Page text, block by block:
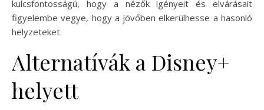
kulcsfontosságú, hogy a nézők igényeit és elvárásait
figyelembe vegye, hogy a jövőben elkerülhesse a hasonló
helyzeteket.
Alternatívák a Disney+
helyett